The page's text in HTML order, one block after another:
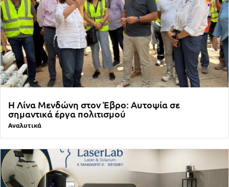
Η Λίνα Μενδώνη στον Έβρο: Αυτοψία σε
σημαντικά έργα πολιτισμού
Αναλυτικά